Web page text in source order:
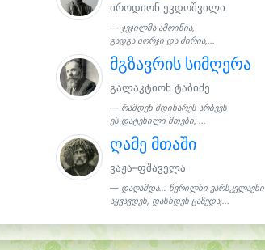
იროდიონ ევდოშვილი
ჯეჯილმა ამოიწია,
გადგა ბორჯი და ძირია,...
მგზავრის სიმღერა
გალაკტიონ ტაბიძე
რამდენ მდინარეს არბევს
ეს დატეხილი მთები, ...
ღამე მთაში
ვაჟა–ფშაველა
დაღამდა… წვრილნი ვარსკვლავნი
აყვავდენ, დასხდენ ცაზედა;...